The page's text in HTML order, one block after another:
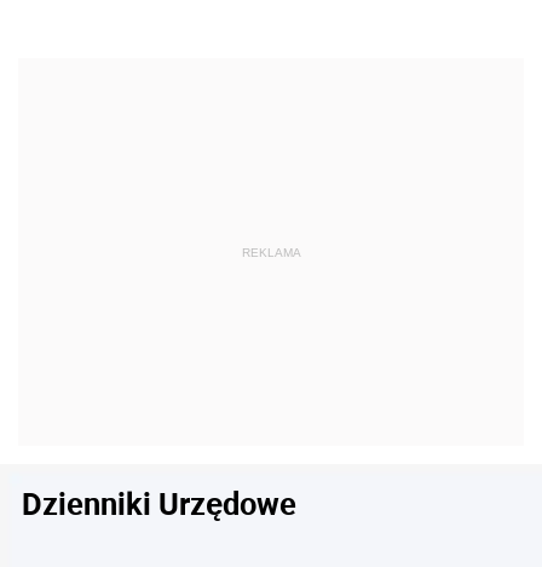
Dzienniki Urzędowe